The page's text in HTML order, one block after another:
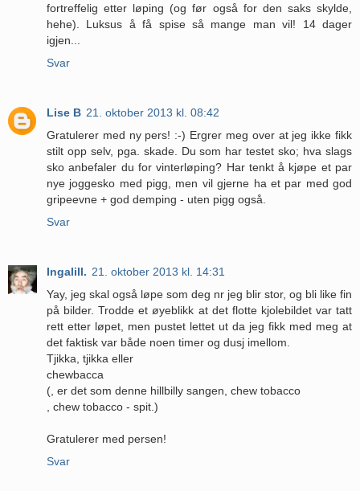
fortreffelig etter løping (og før også for den saks skylde,
hehe). Luksus å få spise så mange man vil! 14 dager
igjen...
Svar
Lise B 21. oktober 2013 kl. 08:42
Gratulerer med ny pers! :-) Ergrer meg over at jeg ikke fikk
stilt opp selv, pga. skade. Du som har testet sko; hva slags
sko anbefaler du for vinterløping? Har tenkt å kjøpe et par
nye joggesko med pigg, men vil gjerne ha et par med god
gripeevne + god demping - uten pigg også.
Svar
Ingalill. 21. oktober 2013 kl. 14:31
Yay, jeg skal også løpe som deg nr jeg blir stor, og bli like fin
på bilder. Trodde et øyeblikk at det flotte kjolebildet var tatt
rett etter løpet, men pustet lettet ut da jeg fikk med meg at
det faktisk var både noen timer og dusj imellom.
Tjikka, tjikka eller
chewbacca
(, er det som denne hillbilly sangen, chew tobacco
, chew tobacco - spit.)
Gratulerer med persen!
Svar